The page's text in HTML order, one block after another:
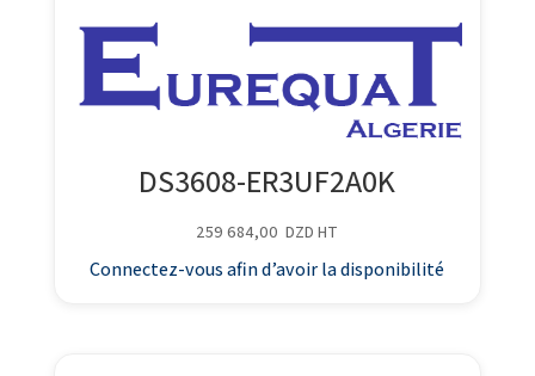
DS3608-ER3UF2A0K
259 684,00 DZD HT
Connectez-vous afin d’avoir la disponibilité